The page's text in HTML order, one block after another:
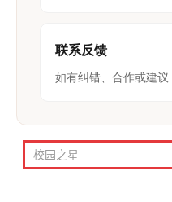
联系反馈
如有纠错、合作或建